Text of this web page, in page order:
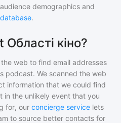
demographics and
.
кіно?
web to find email addresses
podcast. We scanned the web
information that we could find
in the unlikely event that you
for, our concierge service lets
to source better contacts for